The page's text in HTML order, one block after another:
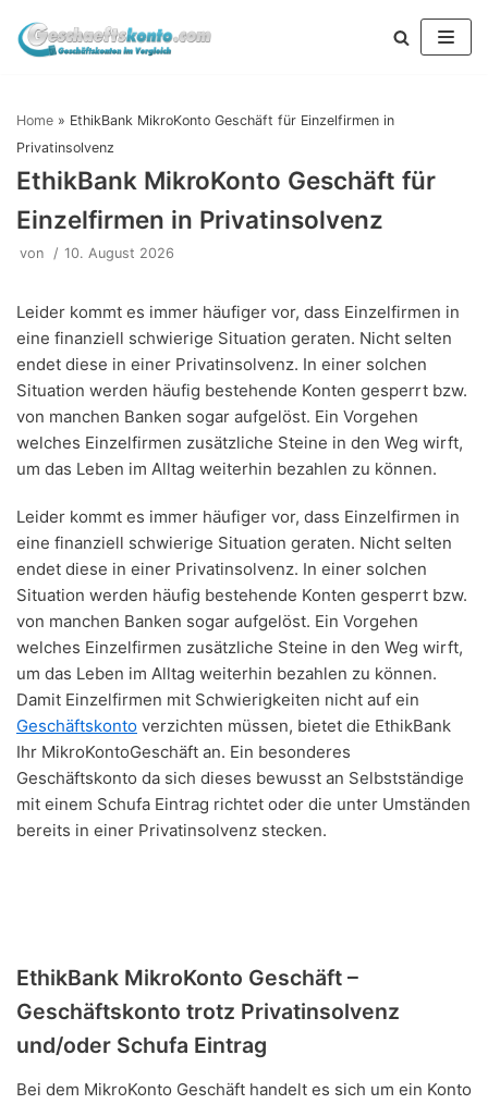
Zum
Inhalt
Home » EthikBank MikroKonto Geschäft für Einzelfirmen in
Privatinsolvenz
EthikBank MikroKonto Geschäft für
Einzelfirmen in Privatinsolvenz
von 10. August 2026
Leider kommt es immer häufiger vor, dass Einzelfirmen in
eine finanziell schwierige Situation geraten. Nicht selten
endet diese in einer Privatinsolvenz. In einer solchen
Situation werden häufig bestehende Konten gesperrt bzw.
von manchen Banken sogar aufgelöst. Ein Vorgehen
welches Einzelfirmen zusätzliche Steine in den Weg wirft,
um das Leben im Alltag weiterhin bezahlen zu können.
Leider kommt es immer häufiger vor, dass Einzelfirmen in
eine finanziell schwierige Situation geraten. Nicht selten
endet diese in einer Privatinsolvenz. In einer solchen
Situation werden häufig bestehende Konten gesperrt bzw.
von manchen Banken sogar aufgelöst. Ein Vorgehen
welches Einzelfirmen zusätzliche Steine in den Weg wirft,
um das Leben im Alltag weiterhin bezahlen zu können.
Damit Einzelfirmen mit Schwierigkeiten nicht auf ein
Geschäftskonto verzichten müssen, bietet die EthikBank
Ihr MikroKontoGeschäft an. Ein besonderes
Geschäftskonto da sich dieses bewusst an Selbstständige
mit einem Schufa Eintrag richtet oder die unter Umständen
bereits in einer Privatinsolvenz stecken.
EthikBank MikroKonto Geschäft –
Geschäftskonto trotz Privatinsolvenz
und/oder Schufa Eintrag
Bei dem MikroKonto Geschäft handelt es sich um ein Konto